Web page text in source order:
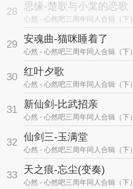
28 思缘-楚歌与小棠的恋歌
心然 - 心然吧三周年同人合辑（下）
29 安魂曲-猫咪睡着了
心然 - 心然吧三周年同人合辑（下）
30 红叶夕歌
心然 - 心然吧三周年同人合辑（下）
31 新仙剑-比武招亲
心然 - 心然吧三周年同人合辑（下）
32 仙剑三-玉满堂
心然 - 心然吧三周年同人合辑（下）
33 天之痕-忘尘(变奏)
心然 - 心然吧三周年同人合辑（下）